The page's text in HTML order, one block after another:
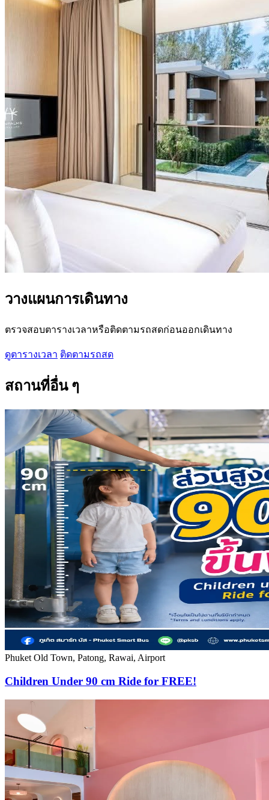
วางแผนการเดินทาง
ตรวจสอบตารางเวลาหรือติดตามรถสดก่อนออกเดินทาง
ดูตารางเวลา ติดตามรถสด
สถานที่อื่น ๆ
Phuket Old Town, Patong, Rawai, Airport
Children Under 90 cm Ride for FREE!